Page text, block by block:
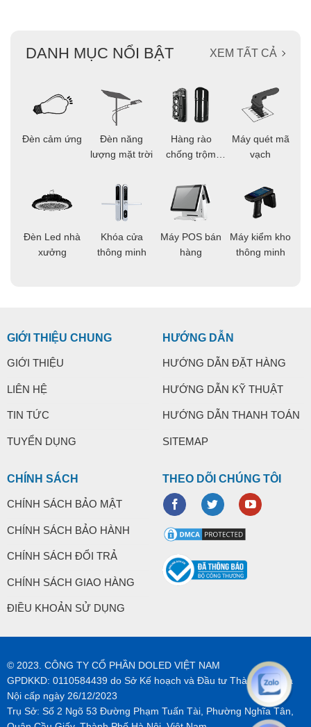
DANH MỤC NỔI BẬT XEM TẤT CẢ
Đèn cảm ứng
Đèn Led nhà
xưởng
Đèn năng
lượng mặt trời
Khóa cửa
thông minh
Hàng rào
chống trộm
Máy POS bán
hàng
Máy quét mã
vạch
Máy kiểm kho
thông minh
GIỚI THIỆU CHUNG
GIỚI THIỆU
LIÊN HỆ
TIN TỨC
TUYỂN DỤNG
HƯỚNG DẪN
HƯỚNG DẪN ĐẶT HÀNG
HƯỚNG DẪN KỸ THUẬT
HƯỚNG DẪN THANH TOÁN
SITEMAP
CHÍNH SÁCH
CHÍNH SÁCH BẢO MẬT
CHÍNH SÁCH BẢO HÀNH
CHÍNH SÁCH ĐỔI TRẢ
CHÍNH SÁCH GIAO HÀNG
ĐIỀU KHOẢN SỬ DỤNG
THEO DÕI CHÚNG TÔI
© 2023. CÔNG TY CỔ PHẦN DOLED VIỆT NAM
GPDKKD: 0110584439 do Sở Kế hoạch và Đầu tư Thành phố Hà
Nội cấp ngày 26/12/2023
Trụ Sở: Số 2 Ngõ 53 Đường Phạm Tuấn Tài, Phường Nghĩa Tân,